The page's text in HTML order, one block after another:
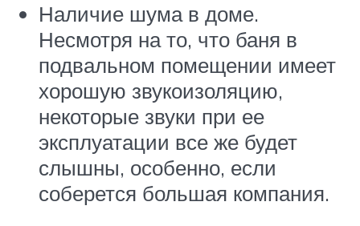
Наличие шума в доме.
Несмотря на то, что баня в
подвальном помещении имеет
хорошую звукоизоляцию,
некоторые звуки при ее
эксплуатации все же будет
слышны, особенно, если
соберется большая компания.